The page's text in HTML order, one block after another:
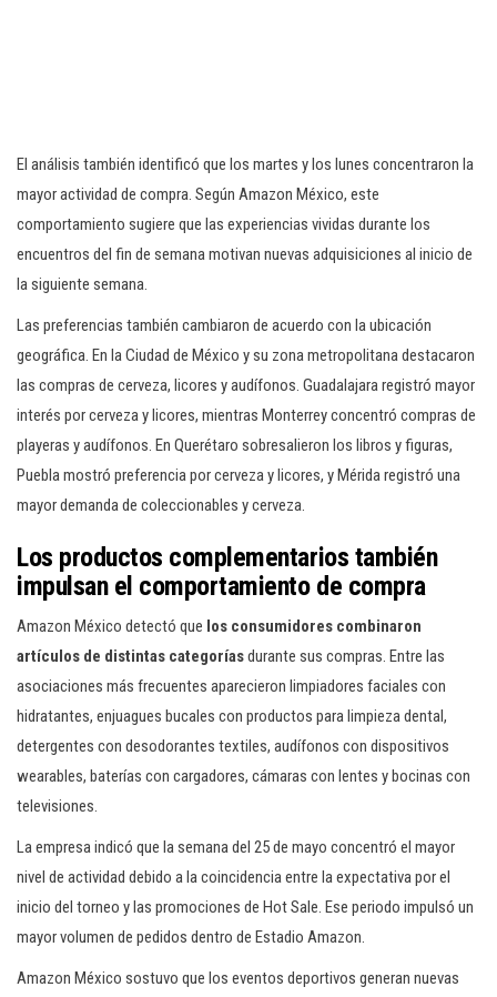
El análisis también identificó que los martes y los lunes concentraron la
mayor actividad de compra. Según Amazon México, este
comportamiento sugiere que las experiencias vividas durante los
encuentros del fin de semana motivan nuevas adquisiciones al inicio de
la siguiente semana.
Las preferencias también cambiaron de acuerdo con la ubicación
geográfica. En la Ciudad de México y su zona metropolitana destacaron
las compras de cerveza, licores y audífonos. Guadalajara registró mayor
interés por cerveza y licores, mientras Monterrey concentró compras de
playeras y audífonos. En Querétaro sobresalieron los libros y figuras,
Puebla mostró preferencia por cerveza y licores, y Mérida registró una
mayor demanda de coleccionables y cerveza.
Los productos complementarios también
impulsan el comportamiento de compra
Amazon México detectó que los consumidores combinaron
artículos de distintas categoríasdurante sus compras. Entre las
asociaciones más frecuentes aparecieron limpiadores faciales con
hidratantes, enjuagues bucales con productos para limpieza dental,
detergentes con desodorantes textiles, audífonos con dispositivos
wearables, baterías con cargadores, cámaras con lentes y bocinas con
televisiones.
La empresa indicó que la semana del 25 de mayo concentró el mayor
nivel de actividad debido a la coincidencia entre la expectativa por el
inicio del torneo y las promociones de Hot Sale. Ese periodo impulsó un
mayor volumen de pedidos dentro de Estadio Amazon.
Amazon México sostuvo que los eventos deportivos generan nuevas